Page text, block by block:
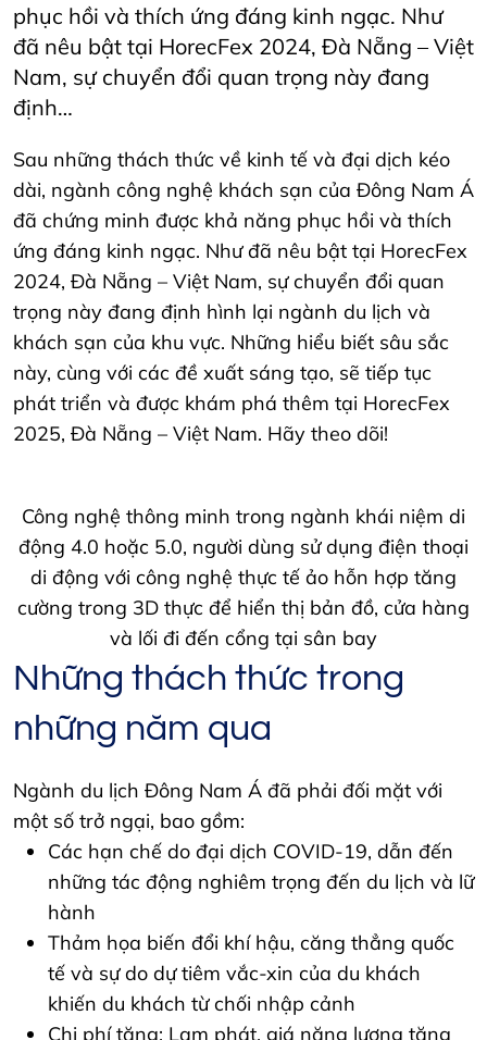
phục hồi và thích ứng đáng kinh ngạc. Như
đã nêu bật tại HorecFex 2024, Đà Nẵng – Việt
Nam, sự chuyển đổi quan trọng này đang
định…
Sau những thách thức về kinh tế và đại dịch kéo
dài, ngành công nghệ khách sạn của Đông Nam Á
đã chứng minh được khả năng phục hồi và thích
ứng đáng kinh ngạc. Như đã nêu bật tại HorecFex
2024, Đà Nẵng – Việt Nam, sự chuyển đổi quan
trọng này đang định hình lại ngành du lịch và
khách sạn của khu vực. Những hiểu biết sâu sắc
này, cùng với các đề xuất sáng tạo, sẽ tiếp tục
phát triển và được khám phá thêm tại HorecFex
2025, Đà Nẵng – Việt Nam. Hãy theo dõi!
Công nghệ thông minh trong ngành khái niệm di
động 4.0 hoặc 5.0, người dùng sử dụng điện thoại
di động với công nghệ thực tế ảo hỗn hợp tăng
cường trong 3D thực để hiển thị bản đồ, cửa hàng
và lối đi đến cổng tại sân bay
Những thách thức trong
những năm qua
Ngành du lịch Đông Nam Á đã phải đối mặt với
một số trở ngại, bao gồm:
Các hạn chế do đại dịch COVID-19, dẫn đến
những tác động nghiêm trọng đến du lịch và lữ
hành
Thảm họa biến đổi khí hậu, căng thẳng quốc
tế và sự do dự tiêm vắc-xin của du khách
khiến du khách từ chối nhập cảnh
Chi phí tăng: Lạm phát, giá năng lượng tăng